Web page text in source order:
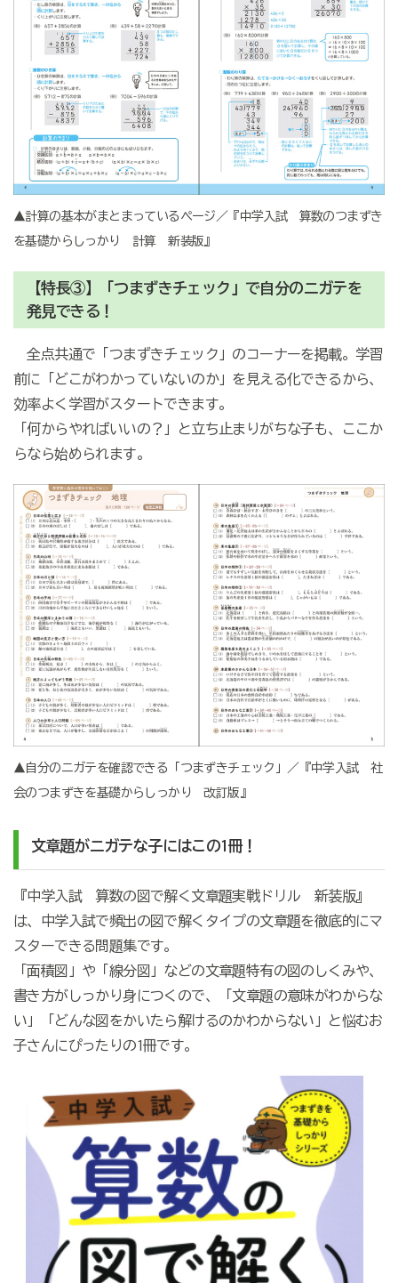
▲計算の基本がまとまっているページ／『中学入試 算数のつまずき
を基礎からしっかり 計算 新装版』
【特長③】「つまずきチェック」で自分のニガテを
発見できる！
全点共通で「つまずきチェック」のコーナーを掲載。学習
前に「どこがわかっていないのか」を見える化できるから、
効率よく学習がスタートできます。
「何からやればいいの？」と立ち止まりがちな子も、ここか
らなら始められます。
▲自分のニガテを確認できる「つまずきチェック」／『中学入試 社
会のつまずきを基礎からしっかり 改訂版』
文章題がニガテな子にはこの1冊！
『中学入試 算数の図で解く文章題実戦ドリル 新装版』
は、中学入試で頻出の図で解くタイプの文章題を徹底的にマ
スターできる問題集です。
「面積図」や「線分図」などの文章題特有の図のしくみや、
書き方がしっかり身につくので、「文章題の意味がわからな
い」「どんな図をかいたら解けるのかわからない」と悩むお
子さんにぴったりの1冊です。